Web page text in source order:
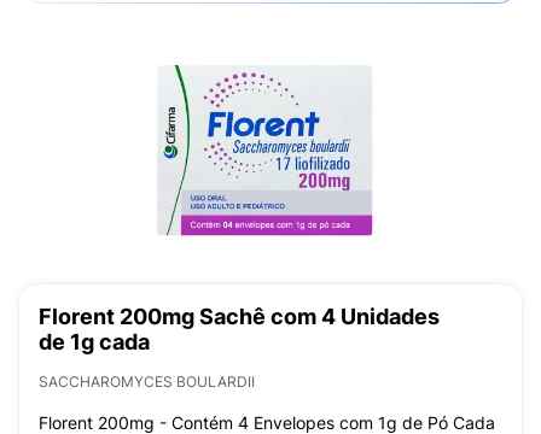
Florent 200mg Sachê com 4 Unidades
de 1g cada
SACCHAROMYCES BOULARDII
Florent 200mg - Contém 4 Envelopes com 1g de Pó Cada